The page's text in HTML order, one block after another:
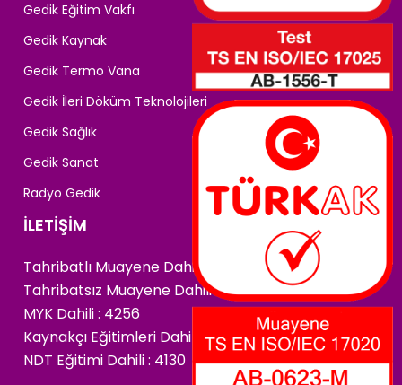
Gedik Eğitim Vakfı
Gedik Kaynak
Gedik Termo Vana
Gedik İleri Döküm Teknolojileri
Gedik Sağlık
Gedik Sanat
Radyo Gedik
İLETİŞİM
Tahribatlı Muayene Dahili : 4222
Tahribatsız Muayene Dahili : 4266
MYK Dahili : 4256
Kaynakçı Eğitimleri Dahili : 4174
NDT Eğitimi Dahili : 4130